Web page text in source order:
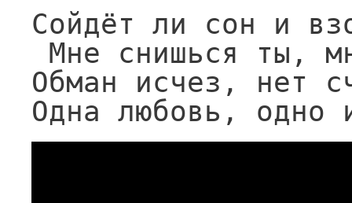
Сойдёт ли сон и
Обман исчез, нет
Одна любовь, одно